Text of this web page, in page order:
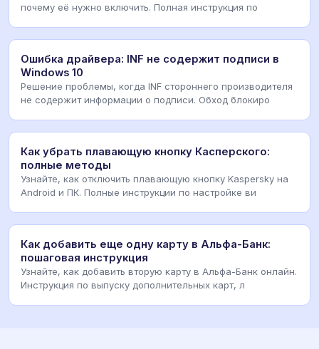
почему её нужно включить. Полная инструкция по
Ошибка драйвера: INF не содержит подписи в
Windows 10
Решение проблемы, когда INF стороннего производителя
не содержит информации о подписи. Обход блокиро
Как убрать плавающую кнопку Касперского:
полные методы
Узнайте, как отключить плавающую кнопку Kaspersky на
Android и ПК. Полные инструкции по настройке ви
Как добавить еще одну карту в Альфа-Банк:
пошаговая инструкция
Узнайте, как добавить вторую карту в Альфа-Банк онлайн.
Инструкция по выпуску дополнительных карт, л